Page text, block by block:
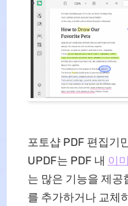
포토샵 PDF 편집기
UPDF는 PDF 내 이
는 많은 기능을 제공
를 추가하거나 교체